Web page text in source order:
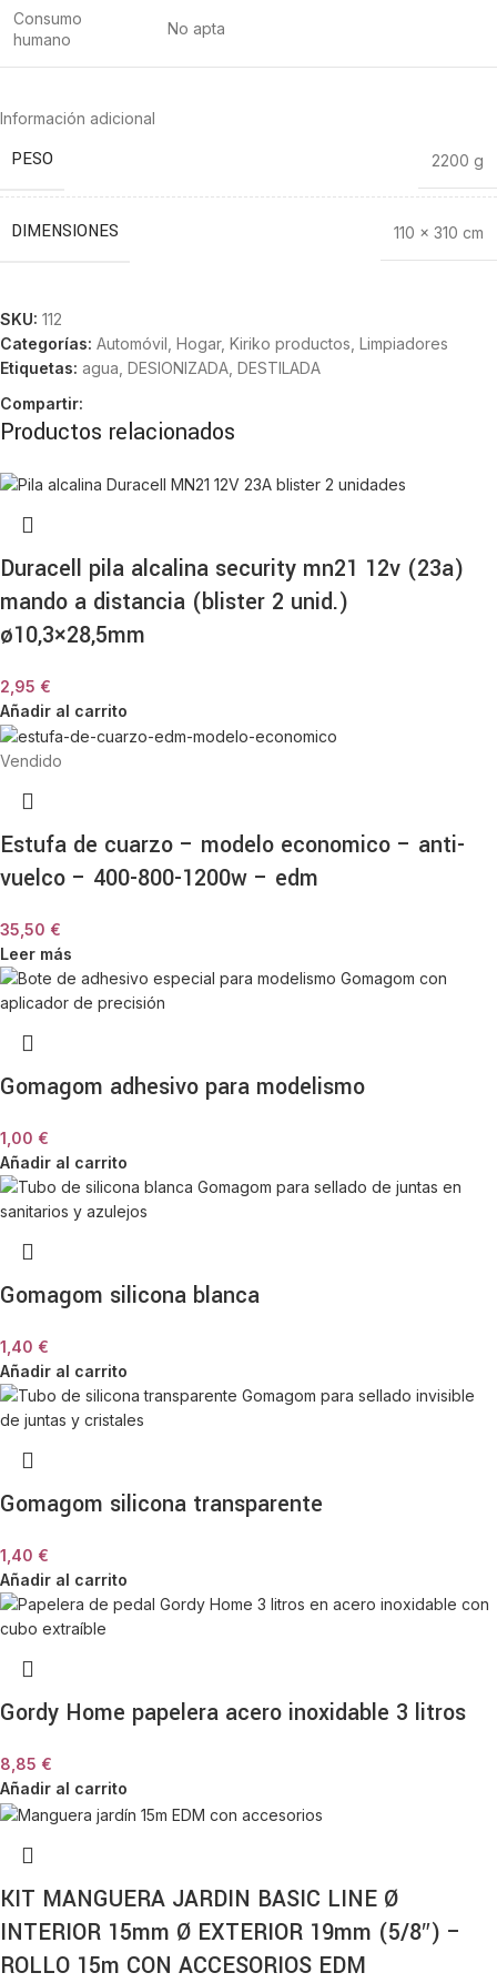
Consumo
humano
No apta
Información adicional
PESO 2200 g
DIMENSIONES 110 × 310 cm
SKU: 112
Categorías: Automóvil Hogar, Kiriko productos Limpiadores
Etiquetas: agua DESIONIZADA DESTILADA
Compartir:
Productos relacionados
Duracell pila alcalina security mn21 12v (23a)
mando a distancia (blister 2 unid.)
ø10,3×28,5mm
2,95 €
Añadir al carrito
Vendido
Estufa de cuarzo – modelo economico – anti-
vuelco – 400-800-1200w – edm
35,50 €
Leer más
Gomagom adhesivo para modelismo
1,00 €
Añadir al carrito
Gomagom silicona blanca
1,40 €
Añadir al carrito
Gomagom silicona transparente
1,40 €
Añadir al carrito
Gordy Home papelera acero inoxidable 3 litros
8,85 €
Añadir al carrito
KIT MANGUERA JARDIN BASIC LINE Ø
INTERIOR 15mm Ø EXTERIOR 19mm (5/8″) –
ROLLO 15m CON ACCESORIOS EDM